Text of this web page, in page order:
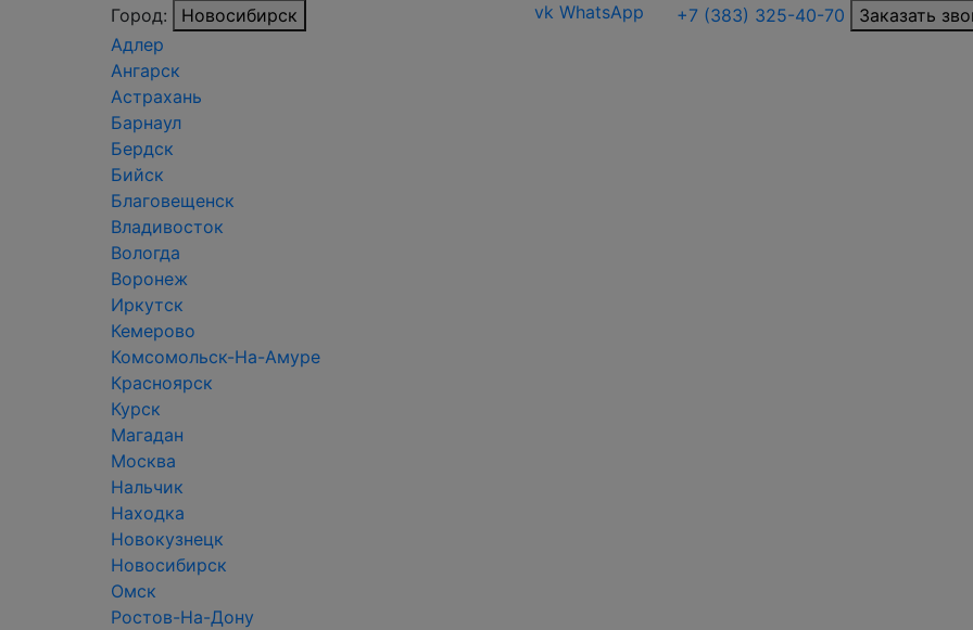
Город:
Новосибирск
Адлер
Ангарск
Астрахань
Барнаул
Бердск
Бийск
Благовещенск
Владивосток
Вологда
Воронеж
Иркутск
Кемерово
Комсомольск-На-Амуре
Красноярск
Курск
Магадан
Москва
Нальчик
Находка
Новокузнецк
Новосибирск
Омск
Ростов-На-Дону
vk WhatsApp +7 (383) 325-40-70 Заказать